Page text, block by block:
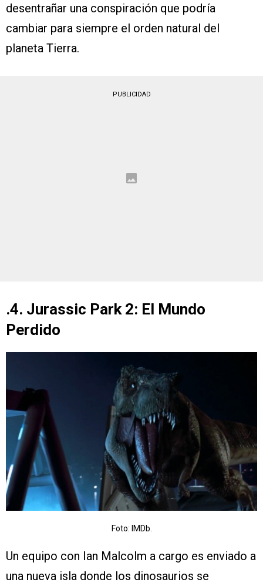
desentrañar una conspiración que podría
cambiar para siempre el orden natural del
planeta Tierra.
PUBLICIDAD
.4. Jurassic Park 2: El Mundo
Perdido
Foto: IMDb.
Un equipo con Ian Malcolm a cargo es enviado a
una nueva isla donde los dinosaurios se